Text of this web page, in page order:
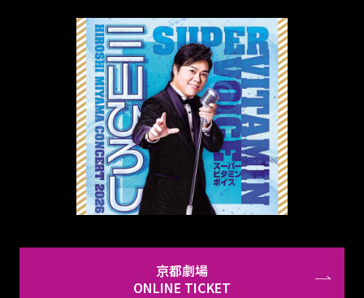
京都劇場
ONLINE TICKET